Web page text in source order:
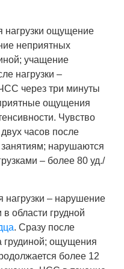
нагрузки ощущение
неприятных
учащение
нагрузки –
через три минуты
ощущения
Чувство
часов после
занятиям; нарушаются
– более 80 уд./
нагрузки – нарушение
области грудной
. Сразу после
грудиной; ощущения
более 12